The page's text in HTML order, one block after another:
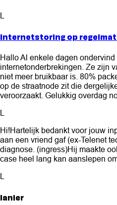
L
Internetstoring op
Hallo Al enkele dagen
internetonderbrekingen. Ze zijn
niet meer bruikbaar is. 80%
op de straatnode zit die
veroorzaakt. Gelukkig overdag
L
Hi!Hartelijk bedankt voor jouw
aan een vriend gaf (ex-Telenet
diagnose. (ingress)Hij maakte
case heel lang kan aanslepen
L
lanier